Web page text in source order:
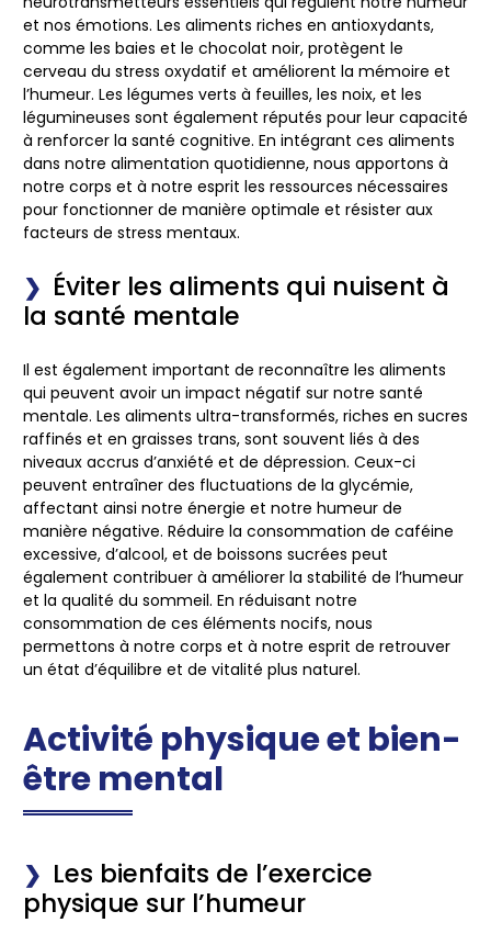
et nos émotions. Les aliments riches en antioxydants,
comme les baies et le chocolat noir, protègent le
cerveau du stress oxydatif et améliorent la mémoire et
l’humeur. Les légumes verts à feuilles, les noix, et les
légumineuses sont également réputés pour leur capacité
à renforcer la santé cognitive. En intégrant ces aliments
dans notre alimentation quotidienne, nous apportons à
notre corps et à notre esprit les ressources nécessaires
pour fonctionner de manière optimale et résister aux
facteurs de stress mentaux.
Éviter les aliments qui nuisent à
la santé mentale
Il est également important de reconnaître les aliments
qui peuvent avoir un impact négatif sur notre santé
mentale. Les aliments ultra-transformés, riches en sucres
raffinés et en graisses trans, sont souvent liés à des
niveaux accrus d’anxiété et de dépression. Ceux-ci
peuvent entraîner des fluctuations de la glycémie,
affectant ainsi notre énergie et notre humeur de
manière négative. Réduire la consommation de caféine
excessive, d’alcool, et de boissons sucrées peut
également contribuer à améliorer la stabilité de l’humeur
et la qualité du sommeil. En réduisant notre
consommation de ces éléments nocifs, nous
permettons à notre corps et à notre esprit de retrouver
un état d’équilibre et de vitalité plus naturel.
Activité physique et bien-
être mental
Les bienfaits de l’exercice
physique sur l’humeur